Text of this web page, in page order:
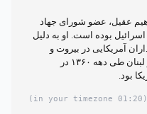
عقیل، عضو شورای جهاد
بوده است. او به دلیل
۱۳۶۲ مقر تفنگداران آمریکایی در بیروت و
گروگان‌گیری آمریکایی‌ها و آلمانی‌ها در لبنان طی دهه ۱۳۶۰ در
بود.
(01:20 in